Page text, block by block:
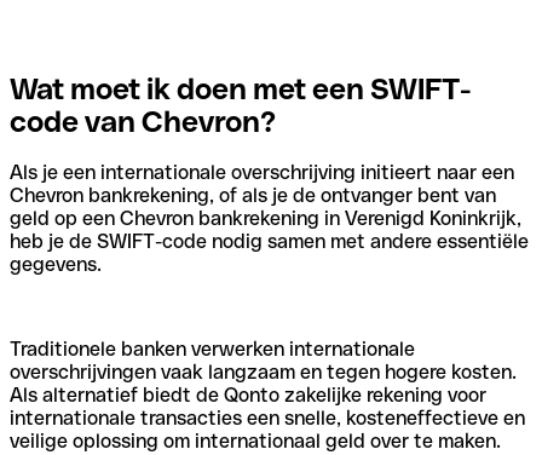
Wat moet ik doen met een SWIFT-
code van Chevron?
Als je een internationale overschrijving initieert naar een
Chevron bankrekening, of als je de ontvanger bent van
geld op een Chevron bankrekening in Verenigd Koninkrijk,
heb je de SWIFT-code nodig samen met andere essentiële
gegevens.
Traditionele banken verwerken internationale
overschrijvingen vaak langzaam en tegen hogere kosten.
Als alternatief biedt de Qonto zakelijke rekening voor
internationale transacties een snelle, kosteneffectieve en
veilige oplossing om internationaal geld over te maken.